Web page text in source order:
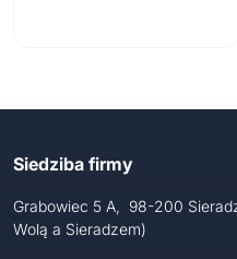
Siedziba firmy
Grabowiec 5 A, 98-200
Wolą a Sieradzem)